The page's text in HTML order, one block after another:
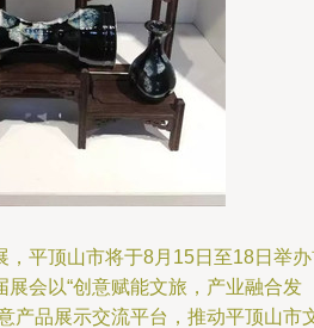
，平顶山市将于8月15日至18日举
会以“创意赋能文旅，产业融合发
产品展示交流平台，推动平顶山市